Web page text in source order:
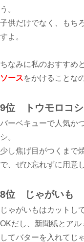
う。
子供だけでなく、もち
すよ。
ちなみに私のおすすめ
ソースをかけることな
9位 トウモロコシ
バーベキューで人気か
シ。
少し焦げ目がつくまで
で、ぜひ忘れずに用意
8位 じゃがいも
じゃがいもはカットし
OKだし、新聞紙とア
してバターを入れてじ